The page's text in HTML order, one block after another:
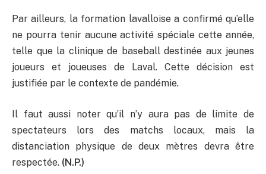
Par ailleurs, la formation lavalloise a confirmé qu’elle
ne pourra tenir aucune activité spéciale cette année,
telle que la clinique de baseball destinée aux jeunes
joueurs et joueuses de Laval. Cette décision est
justifiée par le contexte de pandémie.
Il faut aussi noter qu’il n’y aura pas de limite de
spectateurs lors des matchs locaux, mais la
distanciation physique de deux mètres devra être
respectée. (N.P.)